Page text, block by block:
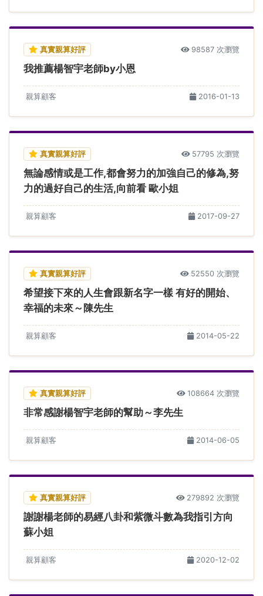
真實親算好評 98587 次瀏覽
我推薦楊智宇老師by小恩
親算顧客 2016-01-13
真實親算好評 57795 次瀏覽
無論感情或是工作,都會努力的加強自己的修為,努
力的過好自己的生活,向前看 歐小姐
親算顧客 2017-09-27
真實親算好評 52550 次瀏覽
希望接下來的人生會跟新名字一樣 有好的開始、
幸福的未來～陳先生
親算顧客 2014-05-22
真實親算好評 108664 次瀏覽
非常感謝楊智宇老師的幫助～李先生
親算顧客 2014-06-05
真實親算好評 279892 次瀏覽
謝謝楊老師的易經八卦和紫微斗數為我指引方向
蘇小姐
親算顧客 2020-12-02